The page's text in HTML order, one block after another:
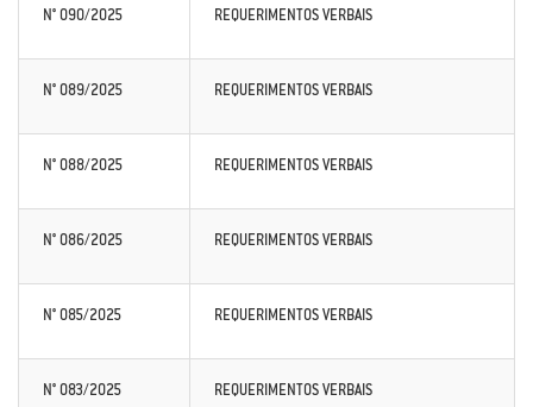
N° 090/2025 REQUERIMENTOS VERBAIS
N° 089/2025 REQUERIMENTOS VERBAIS
N° 088/2025 REQUERIMENTOS VERBAIS
N° 086/2025 REQUERIMENTOS VERBAIS
N° 085/2025 REQUERIMENTOS VERBAIS
N° 083/2025 REQUERIMENTOS VERBAIS